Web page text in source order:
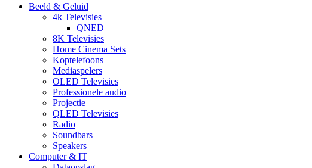
Beeld & Geluid
4k Televisies
QNED
8K Televisies
Home Cinema Sets
Koptelefoons
Mediaspelers
OLED Televisies
Professionele audio
Projectie
QLED Televisies
Radio
Soundbars
Speakers
Computer & IT